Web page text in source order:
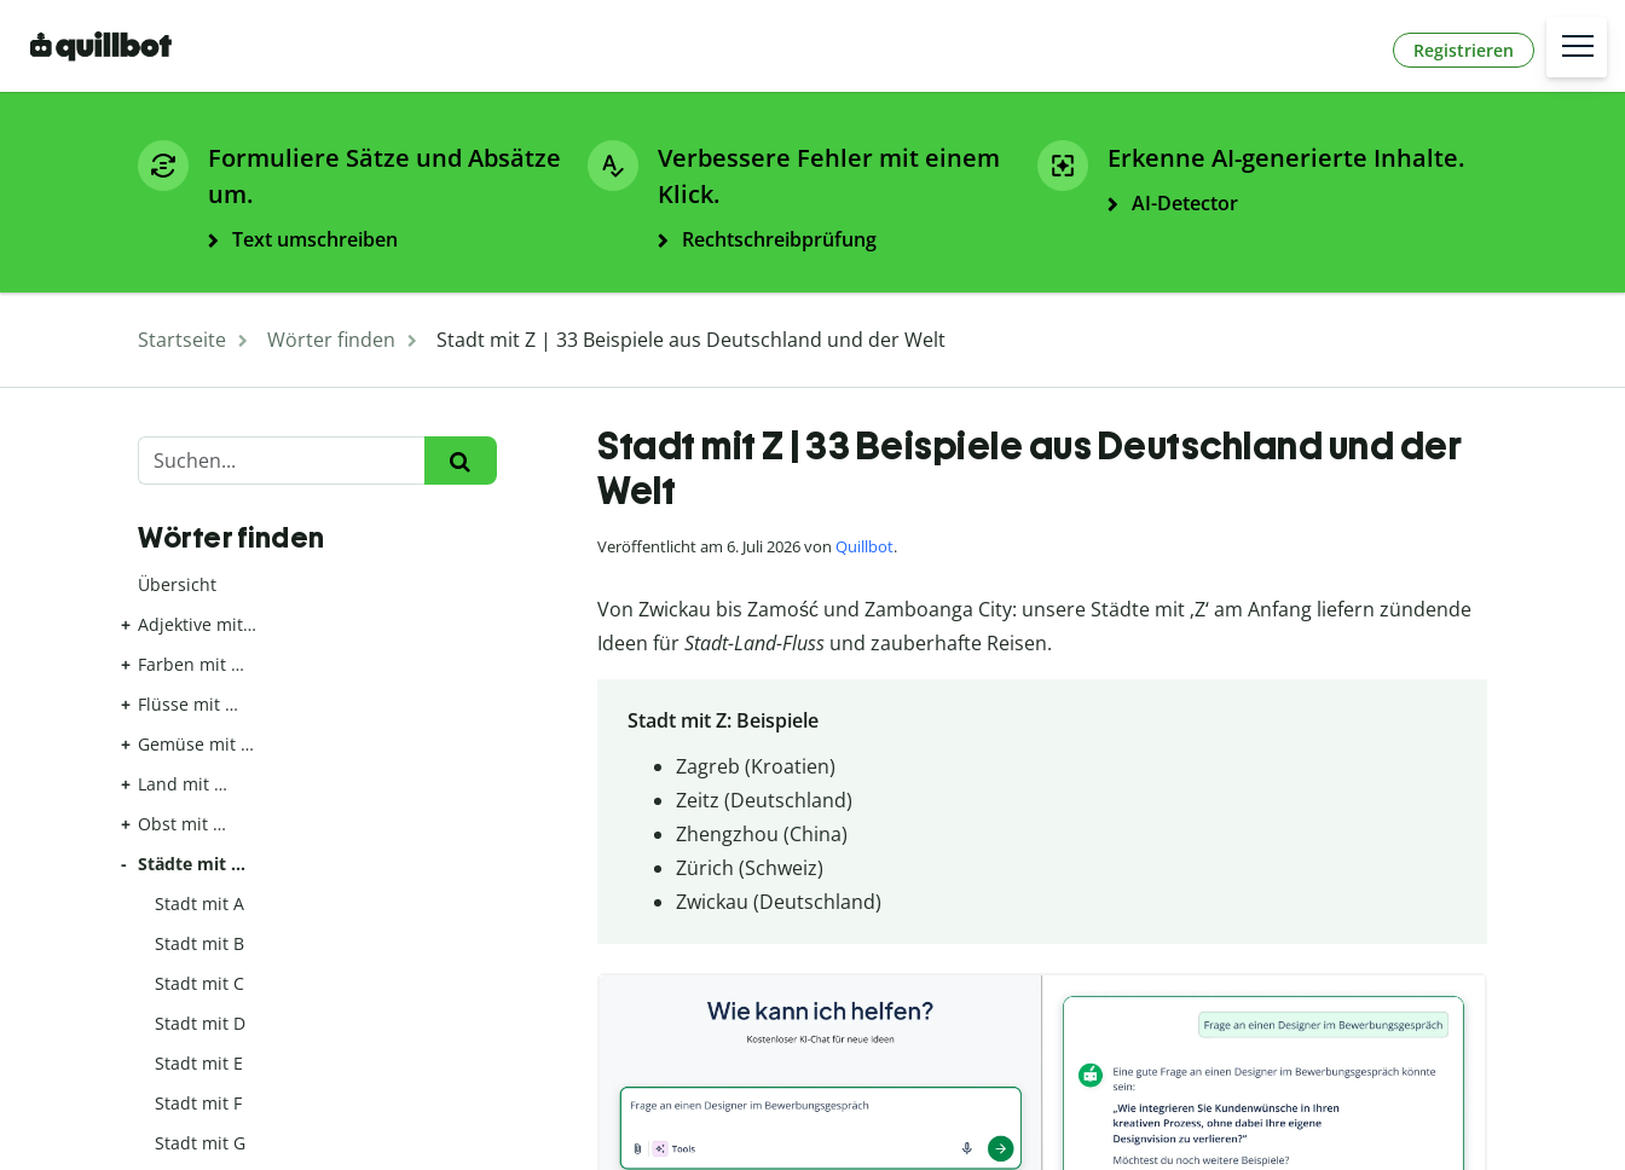
Registrieren
Formuliere Sätze und Absätze
um.
Text umschreiben
Verbessere Fehler mit einem
Klick.
Rechtschreibprüfung
Erkenne AI-generierte Inhalte.
AI-Detector
Startseite Wörter finden Stadt mit Z | 33 Beispiele aus Deutschland und der Welt
Stadt mit Z | 33 Beispiele aus Deutschland und der
Welt
Veröffentlicht am 6. Juli 2026 von Quillbot.
Von Zwickau bis Zamość und Zamboanga City: unsere Städte mit ‚Z‘ am Anfang liefern zündende
Ideen fürStadt-Land-Fluss und zauberhafte Reisen.
Stadt mit Z: Beispiele
Zagreb (Kroatien)
Zeitz (Deutschland)
Zhengzhou (China)
Zürich (Schweiz)
Zwickau (Deutschland)
Wörter finden
Übersicht
Adjektive mit…
Farben mit …
Flüsse mit …
Gemüse mit …
Land mit …
Obst mit …
Städte mit …
Stadt mit A
Stadt mit B
Stadt mit C
Stadt mit D
Stadt mit E
Stadt mit F
Stadt mit G